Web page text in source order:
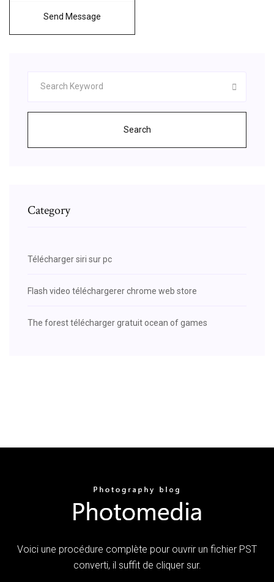
Send Message
Search
Category
Télécharger siri sur pc
Flash video téléchargerer chrome web store
The forest télécharger gratuit ocean of games
Voici une procédure complète pour ouvrir un fichier PST
converti, il suffit de cliquer sur.